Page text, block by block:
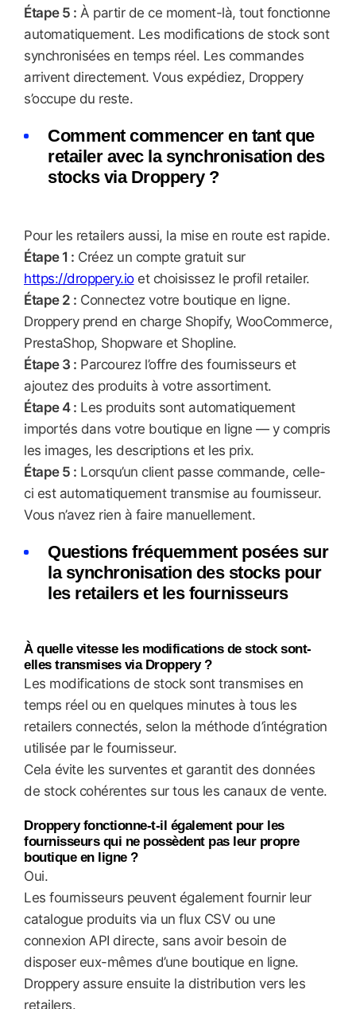
Étape 5 : À partir de ce moment-là, tout fonctionne
automatiquement. Les modifications de stock sont
synchronisées en temps réel. Les commandes
arrivent directement. Vous expédiez, Droppery
s’occupe du reste.
Comment commencer en tant que
retailer avec la synchronisation des
stocks via Droppery ?
Pour les retailers aussi, la mise en route est rapide.
Étape 1 : Créez un compte gratuit sur
https://droppery.ioet choisissez le profil retailer.
Étape 2 : Connectez votre boutique en ligne.
Droppery prend en charge Shopify, WooCommerce,
PrestaShop, Shopware et Shopline.
Étape 3 : Parcourez l’offre des fournisseurs et
ajoutez des produits à votre assortiment.
Étape 4 : Les produits sont automatiquement
importés dans votre boutique en ligne — y compris
les images, les descriptions et les prix.
Étape 5 : Lorsqu’un client passe commande, celle-
ci est automatiquement transmise au fournisseur.
Vous n’avez rien à faire manuellement.
Questions fréquemment posées sur
la synchronisation des stocks pour
les retailers et les fournisseurs
À quelle vitesse les modifications de stock sont-
elles transmises via Droppery ?
Les modifications de stock sont transmises en
temps réel ou en quelques minutes à tous les
retailers connectés, selon la méthode d’intégration
utilisée par le fournisseur.
Cela évite les surventes et garantit des données
de stock cohérentes sur tous les canaux de vente.
Droppery fonctionne-t-il également pour les
fournisseurs qui ne possèdent pas leur propre
boutique en ligne ?
Oui.
Les fournisseurs peuvent également fournir leur
catalogue produits via un flux CSV ou une
connexion API directe, sans avoir besoin de
disposer eux-mêmes d’une boutique en ligne.
Droppery assure ensuite la distribution vers les
retailers.